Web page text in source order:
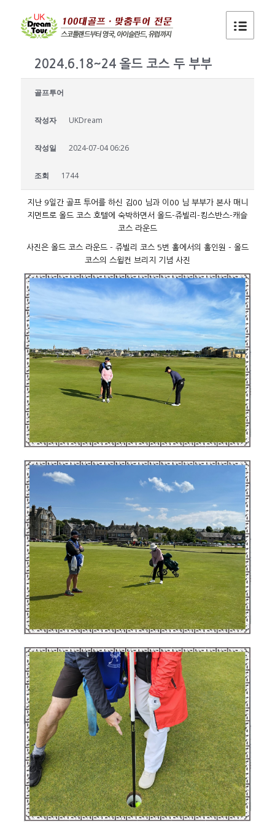
2024.6.18~24 올드 코스 두 부부
골프투어
작성자 UKDream
작성일 2024-07-04 06:26
조회 1744
지난 9일간 골프 투어를 하신 김00 님과 이00 님 부부가 본사 매니
지먼트로 올드 코스 호텔에 숙박하면서 올드-쥬빌리-킹스반스-캐슬
코스 라운드
사진은 올드 코스 라운드 - 쥬빌리 코스 5번 홀에서의 홀인원 - 올드
코스의 스윌컨 브리지 기념 사진